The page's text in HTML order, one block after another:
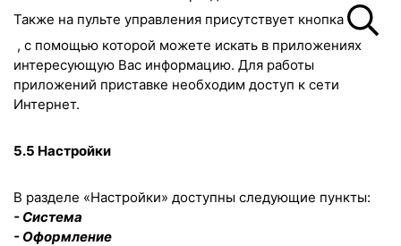
Также на пульте управления присутствует кнопка
, с помощью которой можете искать в приложениях
интересующую Вас информацию. Для работы
приложений приставке необходим доступ к сети
Интернет.
5.5 Настройки
В разделе «Настройки» доступны следующие пункты:
- Система
- Оформление